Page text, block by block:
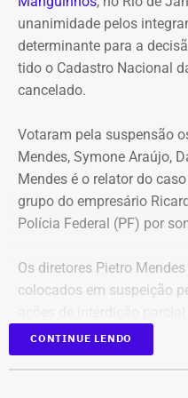
Benz AMG G63, avaliado
Volkswagen Passat de R$
móveis de uso pessoal” e
espécie.
unanimidade pelos
determinante para a
tido o Cadastro Nacional
cancelado.
Votaram pela suspensão
Mendes, Symone Araújo,
Mendes é o relator do
grupo do empresário
Polícia Federal (PF) por
Os diretores Pietro
colocados em suspeição
companhia em setembro
CONTINUE LENDO